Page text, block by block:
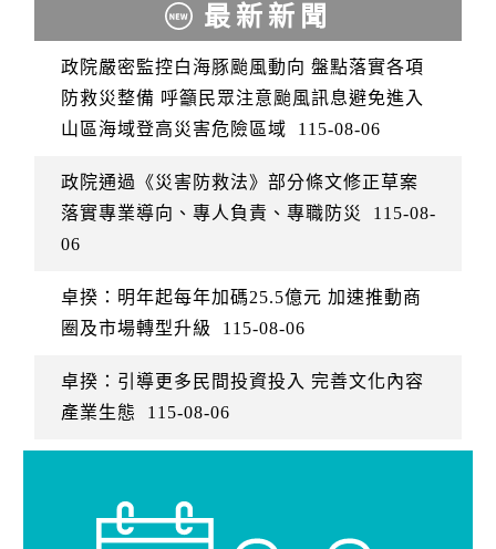
最新新聞
政院嚴密監控白海豚颱風動向 盤點落實各項
防救災整備 呼籲民眾注意颱風訊息避免進入
山區海域登高災害危險區域
115-08-06
政院通過《災害防救法》部分條文修正草案
落實專業導向、專人負責、專職防災
115-08-
06
卓揆：明年起每年加碼25.5億元 加速推動商
圈及市場轉型升級
115-08-06
卓揆：引導更多民間投資投入 完善文化內容
產業生態
115-08-06